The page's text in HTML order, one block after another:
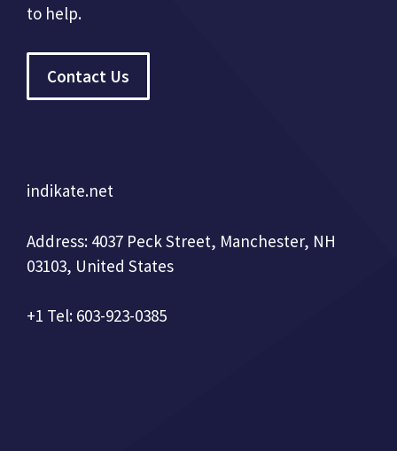
to help.
Contact Us
indikate.net
Address: 4037 Peck Street, Manchester, NH
03103, United States
+1 Tel: 603-923-0385